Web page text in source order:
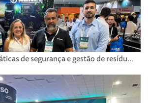
de segurança e gestão de resídu...